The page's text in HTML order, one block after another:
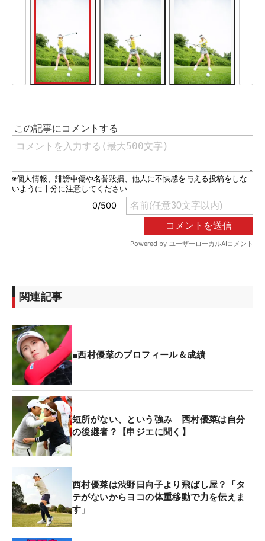
関連記事
■西村優菜のプロフィール＆成績
短所がない、という強み 西村優菜は自分
の後継者？【申ジエに聞く】
西村優菜は渋野日向子より飛ばし屋？「タ
テがないからヨコの体重移動で力を伝えま
す」